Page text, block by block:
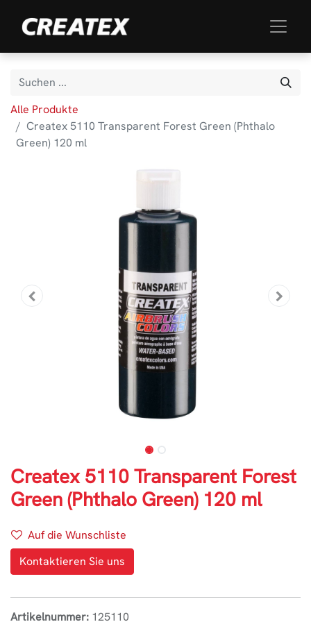
Alle Produkte
Createx 5110 Transparent Forest Green (Phthalo
Green) 120 ml
Createx 5110 Transparent Forest
Green (Phthalo Green) 120 ml
Auf die Wunschliste
Kontaktieren Sie uns
Artikelnummer: 125110